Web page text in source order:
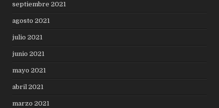
septiembre 2021
agosto 2021
julio 2021
junio 2021
mayo 2021
abril 2021
marzo 2021